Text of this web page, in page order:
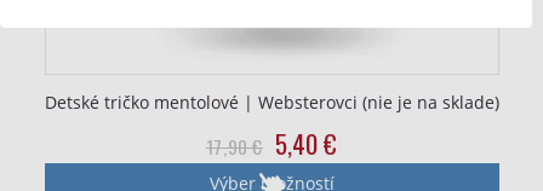
na zariadení
Použiť obmedzené údaje na výber reklamy
Detské tričko mentolové | Websterovci (nie je na sklade)
17,90€ Pôvodná
cena
5,40€
cena
Výber možností